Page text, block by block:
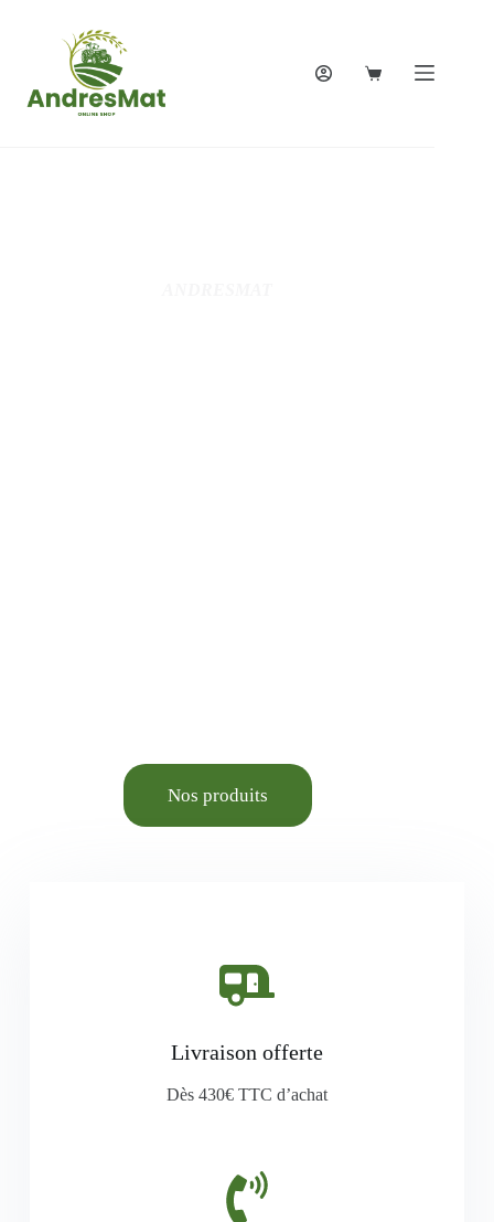
Nos produits
Livraison offerte
Dès 430€ TTC d’achat